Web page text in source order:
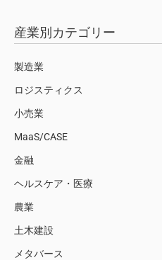
産業別カテゴリー
製造業
ロジスティクス
小売業
MaaS/CASE
金融
ヘルスケア・医療
農業
土木建設
メタバース